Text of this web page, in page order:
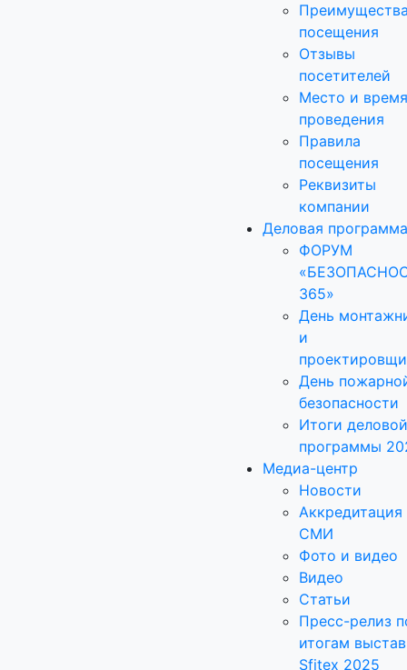
посещения
Отзывы
посетителей
Место и время
проведения
Правила
посещения
Реквизиты
компании
Деловая программа
ФОРУМ
365»
День
и
День
безопасности
Итоги деловой
программы
Медиа-центр
Новости
Аккредитация
СМИ
Фото и видео
Видео
Статьи
Пресс-релиз
итогам
Sfitex 2025